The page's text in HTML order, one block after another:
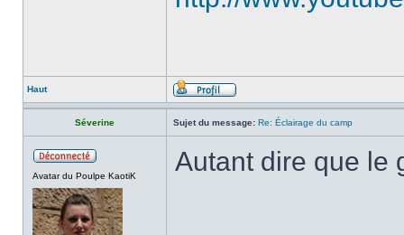
Haut
Séverine Sujet du message: Re: Éclairage du camp
Avatar du Poulpe KaotiK Autant dire que le